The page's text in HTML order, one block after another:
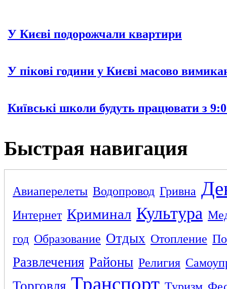
У Києві подорожчали квартири
У пікові години у Києві масово
Київські школи будуть працювати з
Быстрая навигация
Авиаперелеты Водопровод Гривна
Интернет Криминал Культура
год Образование Отдых Отопление
Развлечения Районы Религия
Транспорт